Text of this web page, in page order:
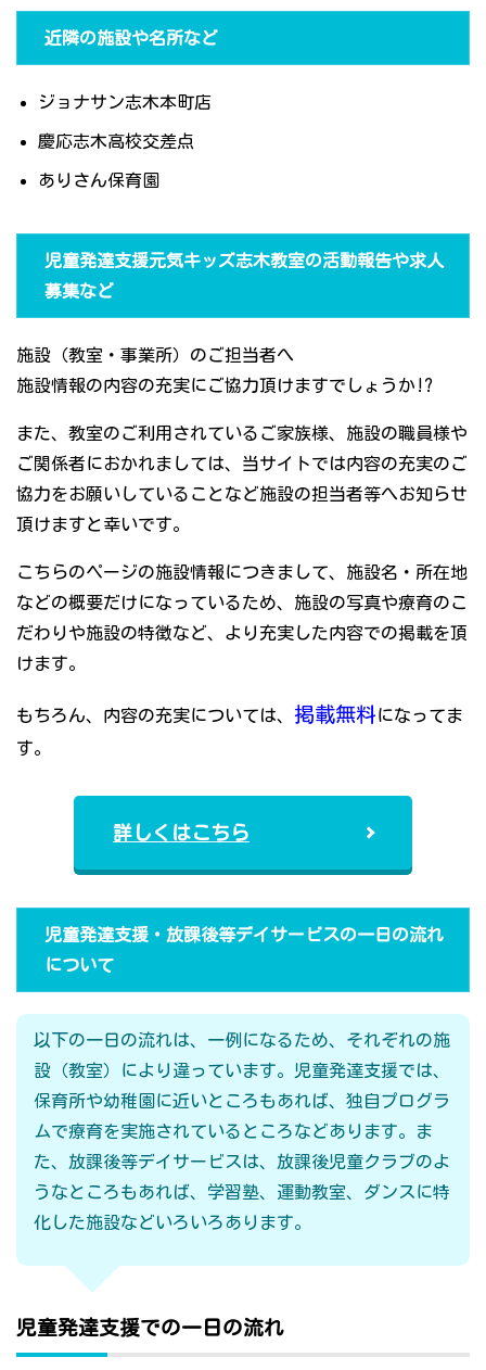
近隣の施設や名所など
ジョナサン志木本町店
慶応志木高校交差点
ありさん保育園
児童発達支援元気キッズ志木教室の活動報告や求人
募集など
施設（教室・事業所）のご担当者へ
施設情報の内容の充実にご協力頂けますでしょうか!?
また、教室のご利用されているご家族様、施設の職員様や
ご関係者におかれましては、当サイトでは内容の充実のご
協力をお願いしていることなど施設の担当者等へお知らせ
頂けますと幸いです。
こちらのページの施設情報につきまして、施設名・所在地
などの概要だけになっているため、施設の写真や療育のこ
だわりや施設の特徴など、より充実した内容での掲載を頂
けます。
もちろん、内容の充実については、 掲載無料になってま
す。
詳しくはこちら
児童発達支援・放課後等デイサービスの一日の流れ
について
以下の一日の流れは、一例になるため、それぞれの施
設（教室）により違っています。児童発達支援では、
保育所や幼稚園に近いところもあれば、独自プログラ
ムで療育を実施されているところなどあります。ま
た、放課後等デイサービスは、放課後児童クラブのよ
うなところもあれば、学習塾、運動教室、ダンスに特
化した施設などいろいろあります。
児童発達支援での一日の流れ